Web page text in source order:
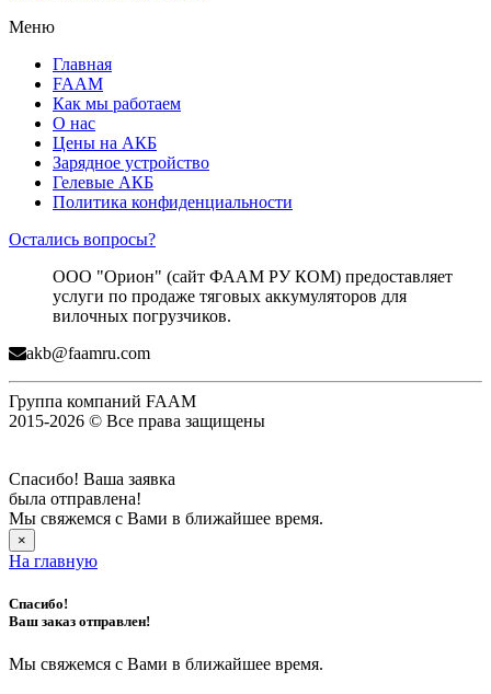
Меню
Главная
FAAM
Как мы работаем
О нас
Цены на АКБ
Зарядное устройство
Гелевые АКБ
Политика конфиденциальности
Остались вопросы?
ООО "Орион" (сайт ФААМ РУ КОМ) предоставляет
услуги по продаже тяговых аккумуляторов для
вилочных погрузчиков.
akb@faamru.com
Группа компаний FAAM
2015-2026 © Все права защищены
Спасибо! Ваша заявка
была отправлена!
Мы свяжемся с Вами в ближайшее время.
×
На главную
Спасибо!
Ваш заказ отправлен!
Мы свяжемся с Вами в ближайшее время.